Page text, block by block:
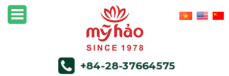
+84-28-37664575